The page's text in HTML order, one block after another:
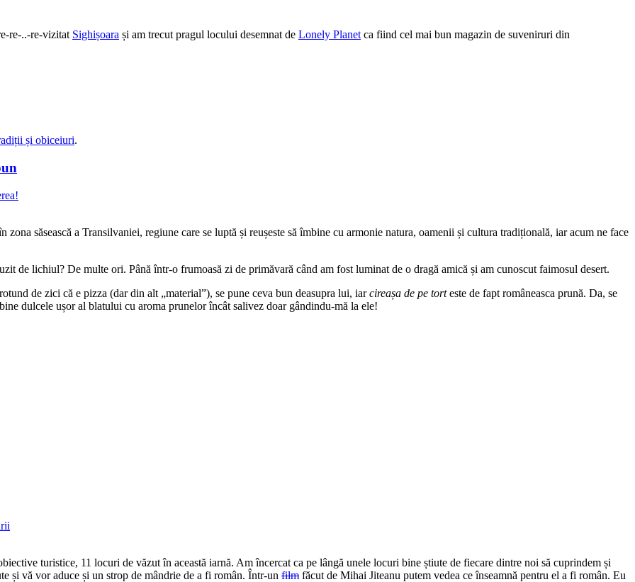
re-..-re-vizitat Sighișoara și am trecut pragul locului desemnat de Lonely Planet ca fiind cel mai bun magazin de suveniruri din
și obiceiuri.
zona săsească a Transilvaniei, regiune care se luptă și reușeste să îmbine cu armonie natura, oamenii și cultura tradițională, iar acum ne face
de lichiul? De multe ori. Până într-o frumoasă zi de primăvară când am fost luminat de o dragă amică și am cunoscut faimosul desert.
de zici că e pizza (dar din alt „material”), se pune ceva bun deasupra lui, iarcireașa de pe torteste de fapt româneasca prună. Da, se
dulcele ușor al blatului cu aroma prunelor încât salivez doar gândindu-mă la ele!
turistice, 11 locuri de văzut în această iarnă. Am încercat ca pe lângă unele locuri bine știute de fiecare dintre noi să cuprindem și
și vă vor aduce și un strop de mândrie de a fi român. Într-un film făcut de Mihai Jiteanu putem vedea ce înseamnă pentru el a fi român. Eu